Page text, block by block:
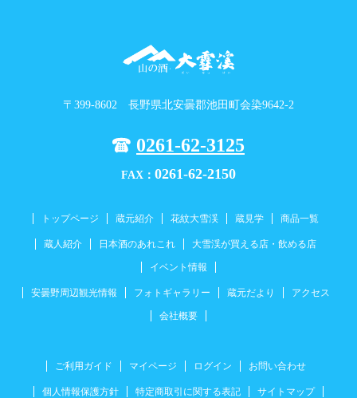
〒399-8602 長野県北安曇郡池田町会染9642-2
0261-62-3125
FAX： 0261-62-2150
トップページ 蔵元紹介 花紋大雪渓 蔵見学 商品一覧
蔵人紹介 日本酒のあれこれ 大雪渓が買える店・飲める店
イベント情報
安曇野周辺観光情報 フォトギャラリー 蔵元だより アクセス
会社概要
ご利用ガイド マイページ ログイン お問い合わせ
個人情報保護方針 特定商取引に関する表記 サイトマップ